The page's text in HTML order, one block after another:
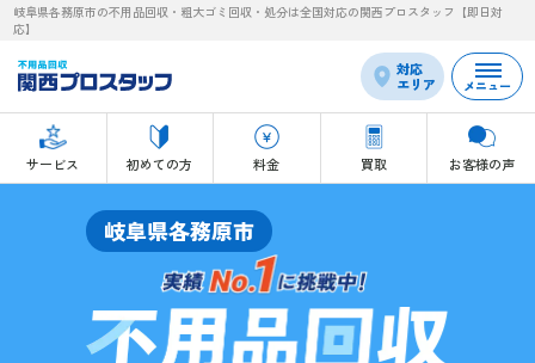
岐阜県各務原市の不用品回収・粗大ゴミ回収・処分は全国対応の関西プロスタッフ【即日対
応】
対応
エリア
サービス 初めての方 料金 買取 お客様の声
メニュー
岐阜県各務原市